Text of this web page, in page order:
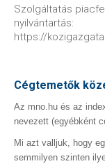
Szolgáltatás
nyilvántartás:
https://
Cégtemetők
Az mno.hu és az
nevezett (egyébként
Mi azt valljuk, hogy
semmilyen szinten